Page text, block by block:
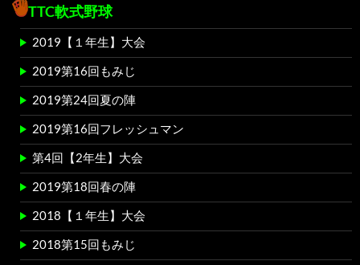
TTC軟式野球
2019【１年生】大会
2019第16回もみじ
2019第24回夏の陣
2019第16回フレッシュマン
第4回【2年生】大会
2019第18回春の陣
2018【１年生】大会
2018第15回もみじ